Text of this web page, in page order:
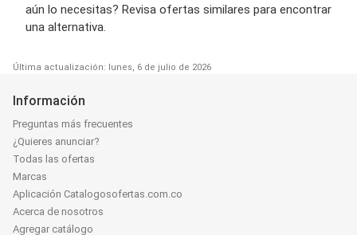
aún lo necesitas? Revisa ofertas similares para encontrar
una alternativa.
Última actualización: lunes, 6 de julio de 2026
Información
Preguntas más frecuentes
¿Quieres anunciar?
Todas las ofertas
Marcas
Aplicación Catalogosofertas.com.co
Acerca de nosotros
Agregar catálogo